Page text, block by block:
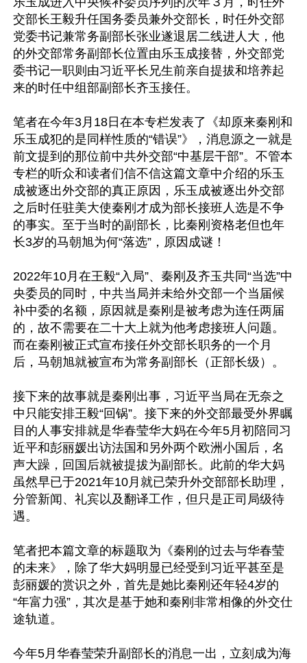
交部长王毅升任国务委员兼外交部长，时任外交部
党委书记兼常务副部长张业遂退居二线进人大，他
的外交部常务副部长位置由乐玉成接替，外交部党
委书记一职则由习近平长兄生前亲自提拔和培养起
来的时任中组部副部长齐玉接任。
笔者在今年3月18日在本专栏发表了《却原来秦刚和
乐玉成犯的是同样性质的“错误”》，消息源之一就是
前文提到的那位前中共外交部“中基层干部”。不管本
专栏的听众和读者们信不信这篇文章中介绍的乐玉
成被逐出外交部的真正原因，乐玉成被逐出外交部
之后时任驻美大使秦刚才成为部长接班人选是不争
的事实。至于当时的副部长，比秦刚资格老但也年
长3岁的马朝旭为何“落选”，原因成谜！
2022年10月在王毅“入局”、秦刚及齐玉共同“当选”中
央委员的同时，中共当局并未给外交部一个当届候
补中委的名额，原因就是秦刚是被考虑为连任两届
的，故不需要在二十大上就为他考虑接班人问题。
而在秦刚被正式宣布接任外交部长职务的一个月
后，马朝旭就被宣布为常务副部长（正部长级）。
接下来的故事就是秦刚出事，习近平当局在无奈之
中只能安排王毅“回锅”。接下来的外交部最受外界瞩
目的人事安排就是华春莹华大妈在今年5月初陪同习
近平和彭丽媛出访法国和另外两个欧洲小国后，名
声大躁，回国后就被提拔为副部长。此前的华大妈
虽然早已于2021年10月就已荣升外交部部长助理，
分管新闻、礼宾以及翻译工作，但只是正司局级待
遇。
笔者把本篇文章的标题取为《秦刚的过去与华春莹
的未来》，除了华大妈明显已经受到习近平甚至是
彭丽媛的赏识之外，首先是她比秦刚还年轻4岁的
“年富力强”，其次是基于她和秦刚非常相像的外交仕
途轨道。
今年5月华春莹荣升副部长的消息一出，立刻成为海